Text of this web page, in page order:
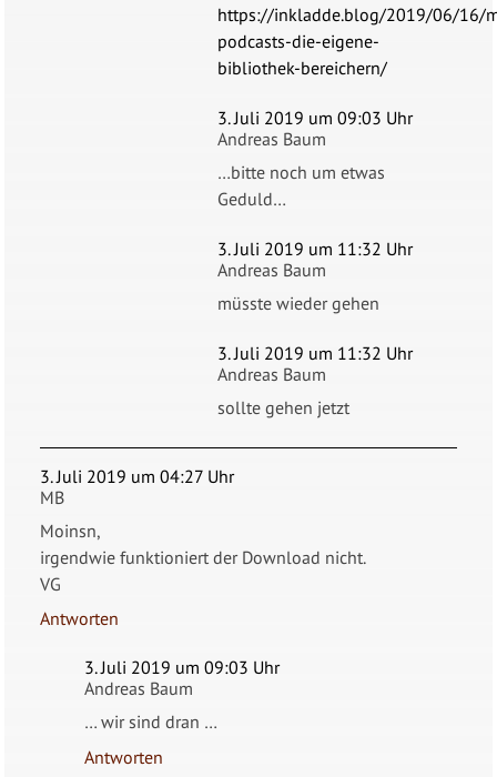
https://inkladde.blog/2019/06/16/
podcasts-die-eigene-
bibliothek-bereichern/
3. Juli 2019 um 09:03 Uhr
Andreas Baum
…bitte noch um etwas
Geduld…
3. Juli 2019 um 11:32 Uhr
Andreas Baum
müsste wieder gehen
3. Juli 2019 um 11:32 Uhr
Andreas Baum
sollte gehen jetzt
3. Juli 2019 um 04:27 Uhr
MB
Moinsn,
irgendwie funktioniert der Download nicht.
VG
Antworten
3. Juli 2019 um 09:03 Uhr
Andreas Baum
… wir sind dran …
Antworten